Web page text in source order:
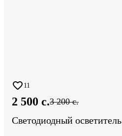
11
2 500 c.3 200 c.
Светодиодный осветитель